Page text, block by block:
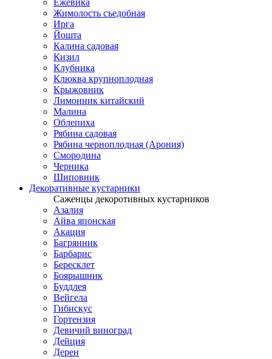
Ежевика
Жимолость съедобная
Ирга
Йошта
Калина садовая
Кизил
Клубника
Клюква крупноплодная
Крыжовник
Лимонник китайский
Малина
Облепиха
Рябина садовая
Рябина черноплодная (Арония)
Смородина
Черника
Шиповник
Декоративные кустарники
Саженцы декоротивных кустарников
Азалия
Айва японская
Акация
Багрянник
Барбарис
Бересклет
Боярышник
Буддлея
Вейгела
Гибискус
Гортензия
Девичий виноград
Дейция
Дерен